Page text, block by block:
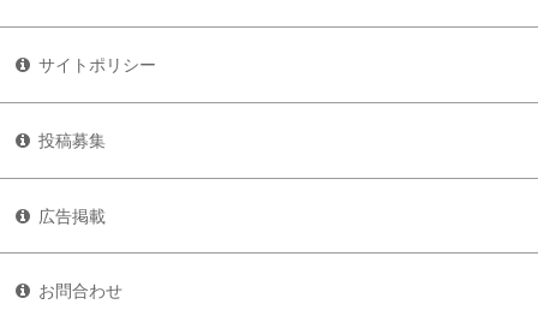
サイトポリシー
投稿募集
広告掲載
お問合わせ